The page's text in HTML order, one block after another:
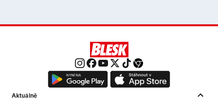
Aktuálně